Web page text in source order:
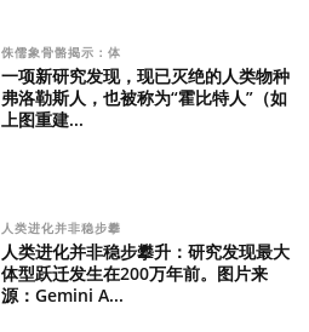
侏儒象骨骼揭示：体
一项新研究发现，现已灭绝的人类物种
弗洛勒斯人，也被称为“霍比特人”（如
上图重建...
人类进化并非稳步攀
人类进化并非稳步攀升：研究发现最大
体型跃迁发生在200万年前。图片来
源：Gemini A...